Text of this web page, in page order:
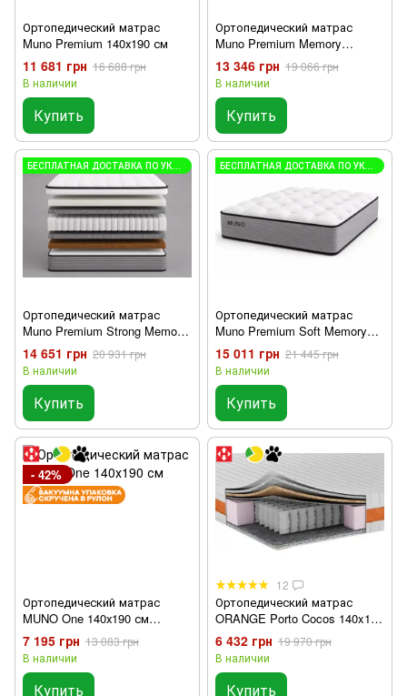
Ортопедический матрас
Muno Premium 140х190 см
11 681 грн 16 688 грн
В наличии
Купить
Ортопедический матрас
Muno Premium Memory
140х190 см
13 346 грн 19 066 грн
В наличии
Купить
БЕСПЛАТНАЯ ДОСТАВКА ПО УКРАИНЕ
Ортопедический матрас
Muno Premium Strong Memory
140х190 см
14 651 грн 20 931 грн
В наличии
Купить
БЕСПЛАТНАЯ ДОСТАВКА ПО УКРАИНЕ
Ортопедический матрас
Muno Premium Soft Memory
140х190 см
15 011 грн 21 445 грн
В наличии
Купить
- 42%
Ортопедический матрас
MUNO One 140х190 см
двухсторонний
7 195 грн 13 083 грн
В наличии
Купить
12
Ортопедический матрас
ORANGE Porto Cocos 140x190
см
6 432 грн 19 970 грн
В наличии
Купить